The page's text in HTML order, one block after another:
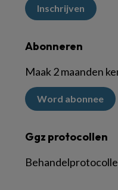
Inschrijven
Abonneren
Maak 2 maanden
Word abonnee
Ggz protocollen